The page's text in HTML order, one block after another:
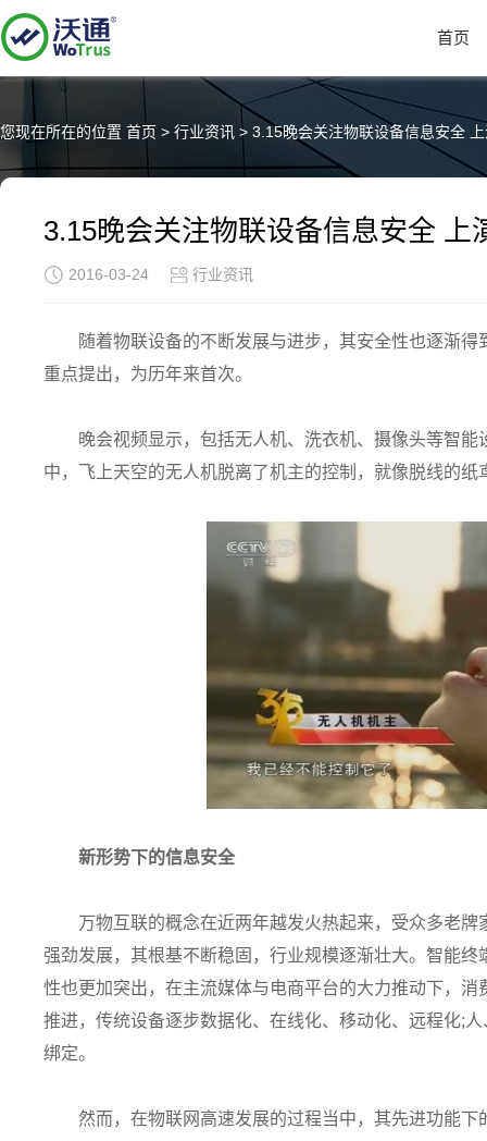
首页
您现在所在的位置 首页 > 行业资讯 > 3.15晚会关注物联设备信息安全
3.15晚会关注物联设备信息安全 上
2016-03-24 行业资讯
随着物联设备的不断发展与进步，其安全性也逐渐
重点提出，为历年来首次。
晚会视频显示，包括无人机、洗衣机、摄像头等智
中，飞上天空的无人机脱离了机主的控制，就像脱线的纸
新形势下的信息安全
万物互联的概念在近两年越发火热起来，受众多老
强劲发展，其根基不断稳固，行业规模逐渐壮大。智能
性也更加突出，在主流媒体与电商平台的大力推动下，
推进，传统设备逐步数据化、在线化、移动化、远程化;
绑定。
然而，在物联网高速发展的过程当中，其先进功能